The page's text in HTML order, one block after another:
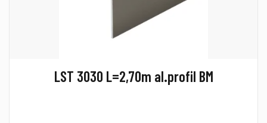
LST 3030 L=2,70m al.profil BM